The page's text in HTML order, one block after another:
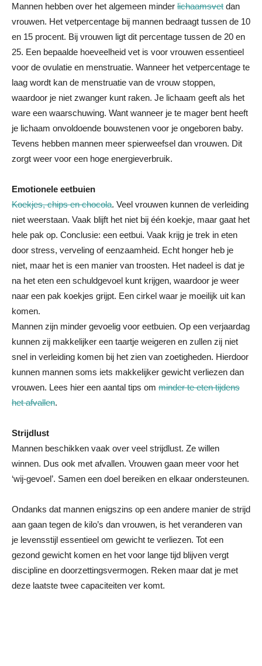
Mannen hebben over het algemeen minder lichaamsvet dan
vrouwen. Het vetpercentage bij mannen bedraagt tussen de 10
en 15 procent. Bij vrouwen ligt dit percentage tussen de 20 en
25. Een bepaalde hoeveelheid vet is voor vrouwen essentieel
voor de ovulatie en menstruatie. Wanneer het vetpercentage te
laag wordt kan de menstruatie van de vrouw stoppen,
waardoor je niet zwanger kunt raken. Je lichaam geeft als het
ware een waarschuwing. Want wanneer je te mager bent heeft
je lichaam onvoldoende bouwstenen voor je ongeboren baby.
Tevens hebben mannen meer spierweefsel dan vrouwen. Dit
zorgt weer voor een hoge energieverbruik.
Emotionele eetbuien
Koekjes, chips en chocola. Veel vrouwen kunnen de verleiding
niet weerstaan. Vaak blijft het niet bij één koekje, maar gaat het
hele pak op. Conclusie: een eetbui. Vaak krijg je trek in eten
door stress, verveling of eenzaamheid. Echt honger heb je
niet, maar het is een manier van troosten. Het nadeel is dat je
na het eten een schuldgevoel kunt krijgen, waardoor je weer
naar een pak koekjes grijpt. Een cirkel waar je moeilijk uit kan
komen.
Mannen zijn minder gevoelig voor eetbuien. Op een verjaardag
kunnen zij makkelijker een taartje weigeren en zullen zij niet
snel in verleiding komen bij het zien van zoetigheden. Hierdoor
kunnen mannen soms iets makkelijker gewicht verliezen dan
vrouwen. Lees hier een aantal tips om minder te eten tijdens
het afvallen.
Strijdlust
Mannen beschikken vaak over veel strijdlust. Ze willen
winnen. Dus ook met afvallen. Vrouwen gaan meer voor het
‘wij-gevoel’. Samen een doel bereiken en elkaar ondersteunen.
Ondanks dat mannen enigszins op een andere manier de strijd
aan gaan tegen de kilo’s dan vrouwen, is het veranderen van
je levensstijl essentieel om gewicht te verliezen. Tot een
gezond gewicht komen en het voor lange tijd blijven vergt
discipline en doorzettingsvermogen. Reken maar dat je met
deze laatste twee capaciteiten ver komt.